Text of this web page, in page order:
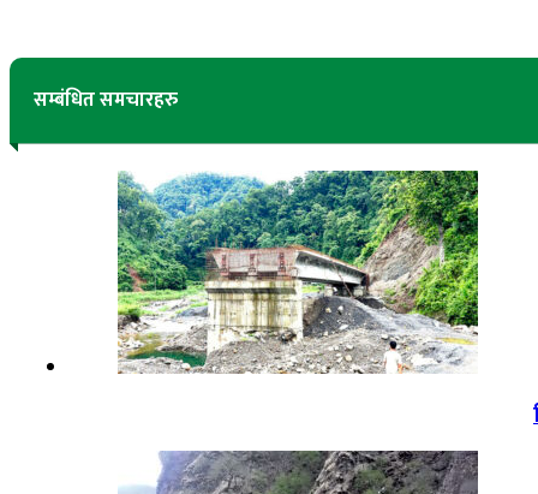
सम्बंधित समचारहरु